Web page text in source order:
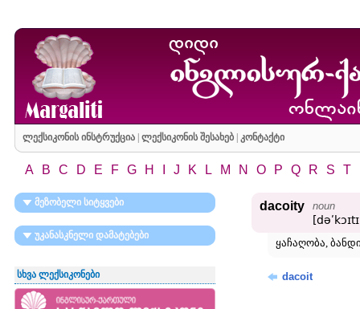
ლექსიკონის ინსტრუქცია| ლექსიკონის შესახებ| კონტაქტი
A B C D E F G H J K L M N O P Q R S T
მეზობელი სიტყვები
უკანასკნელი დამატებები
სხვა ლექსიკონები
dacoity noun
ყაჩაღობა,
dacoit